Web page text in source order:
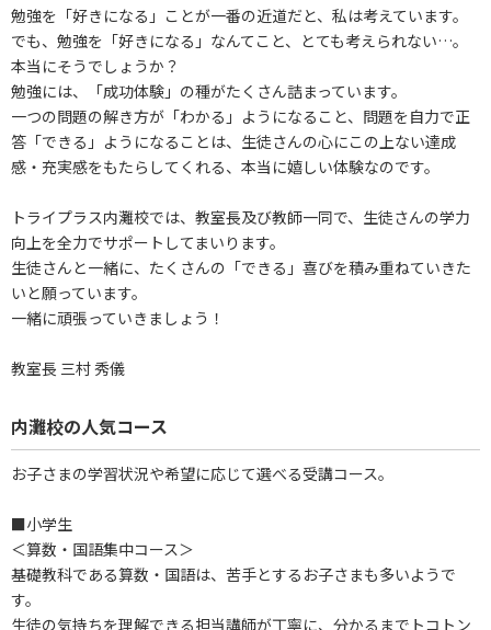
勉強を「好きになる」ことが一番の近道だと、私は考えています。
でも、勉強を「好きになる」なんてこと、とても考えられない…。
本当にそうでしょうか？
勉強には、「成功体験」の種がたくさん詰まっています。
一つの問題の解き方が「わかる」ようになること、問題を自力で正
答「できる」ようになることは、生徒さんの心にこの上ない達成
感・充実感をもたらしてくれる、本当に嬉しい体験なのです。
トライプラス内灘校では、教室長及び教師一同で、生徒さんの学力
向上を全力でサポートしてまいります。
生徒さんと一緒に、たくさんの「できる」喜びを積み重ねていきた
いと願っています。
一緒に頑張っていきましょう！
教室長 三村 秀儀
内灘校の人気コース
お子さまの学習状況や希望に応じて選べる受講コース。
■小学生
＜算数・国語集中コース＞
基礎教科である算数・国語は、苦手とするお子さまも多いようで
す。
生徒の気持ちを理解できる担当講師が丁寧に、分かるまでトコトン